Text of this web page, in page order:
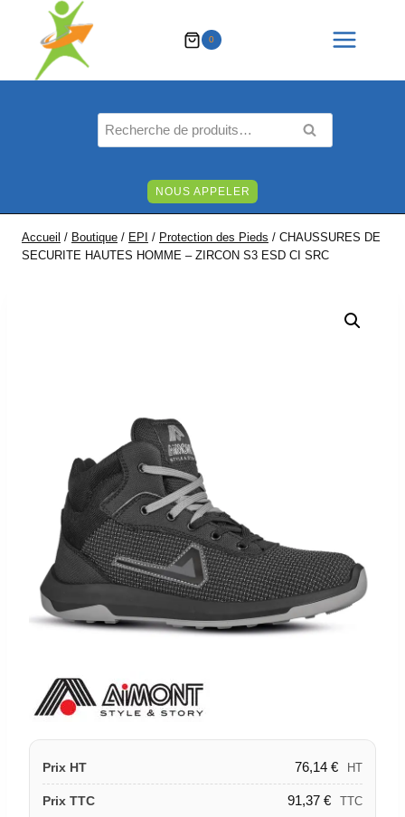
contenu
0
Recherche
pour :
RECHERCHE
NOUS APPELER
Accueil / Boutique / EPI / Protection des Pieds / CHAUSSURES DE
SECURITE HAUTES HOMME – ZIRCON S3 ESD CI SRC
Prix HT 76,14 € HT
Prix TTC 91,37 € TTC